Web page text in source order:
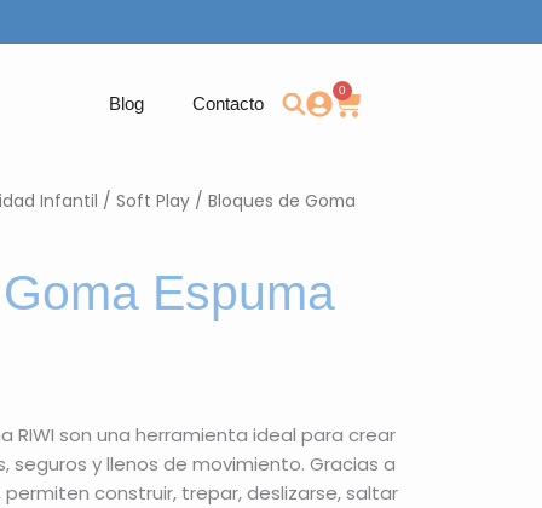
Blog Contacto
0
Carrito
Infantil / Soft Play / Bloques de Goma
Espuma
RIWI son una herramienta ideal para crear
seguros y llenos de movimiento. Gracias a
construir, trepar, deslizarse, saltar